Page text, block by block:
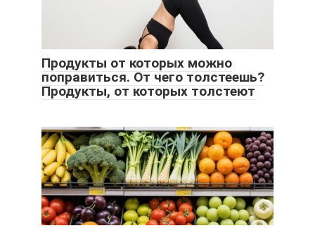
Продукты от которых можно
поправиться. От чего толстеешь?
Продукты, от которых толстеют